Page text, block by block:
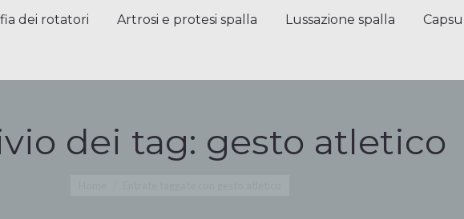
dei rotatori Artrosi e protesi spalla Lussazione spalla
dei tag: gesto atletico
dei rotatori Artrosi e protesi spalla Lussazione spalla